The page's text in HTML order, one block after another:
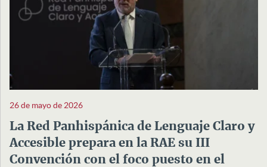
26 de mayo de 2026
La Red Panhispánica de Lenguaje Claro y
Accesible prepara en la RAE su III
Convención con el foco puesto en el